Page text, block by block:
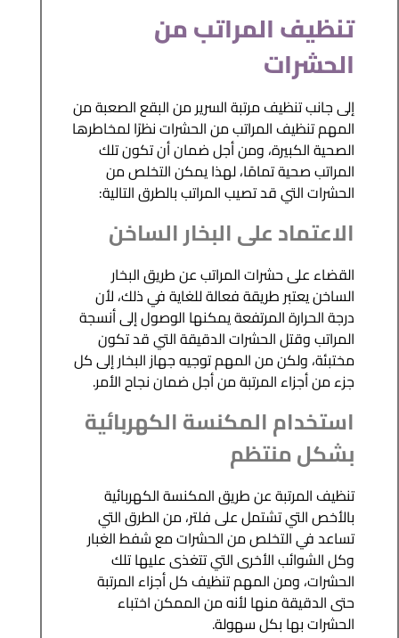
تنظيف المراتب من
الحشرات
إلى جانب تنظيف مرتبة السرير من البقع الصعبة من
المهم تنظيف المراتب من الحشرات نظرًا لمخاطرها
الصحية الكبيرة، ومن أجل ضمان أن تكون تلك
المراتب صحية تمامًا، لهذا يمكن التخلص من
الحشرات التي قد تصيب المراتب بالطرق التالية:
الاعتماد على البخار الساخن
القضاء على حشرات المراتب عن طريق البخار
الساخن يعتبر طريقة فعالة للغاية في ذلك، لأن
درجة الحرارة المرتفعة يمكنها الوصول إلى أنسجة
المراتب وقتل الحشرات الدقيقة التي قد تكون
مختبئة، ولكن من المهم توجيه جهاز البخار إلى كل
جزء من أجزاء المرتبة من أجل ضمان نجاح الأمر.
استخدام المكنسة الكهربائية
بشكل منتظم
تنظيف المرتبة عن طريق المكنسة الكهربائية
بالأخص التي تشتمل على فلتر، من الطرق التي
تساعد في التخلص من الحشرات مع شفط الغبار
وكل الشوائب الأخرى التي تتغذى عليها تلك
الحشرات، ومن المهم تنظيف كل أجزاء المرتبة
حتى الدقيقة منها لأنه من الممكن اختباء
الحشرات بها بكل سهولة.